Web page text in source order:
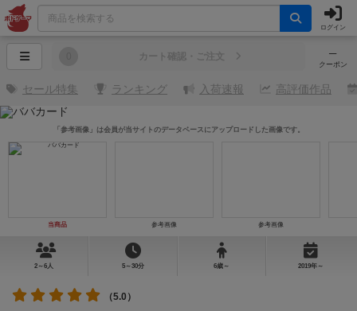
ログイン
─
クーポン
カート確認・ご注文
セール特集 ランキング 入荷速報 高評価作品
当商品 参考画像 参考画像
「参考画像」は会員が当サイトのデータベースにアップロードした画像です。
2～6人 5～30分 6歳～ 2019年～
（5.0）